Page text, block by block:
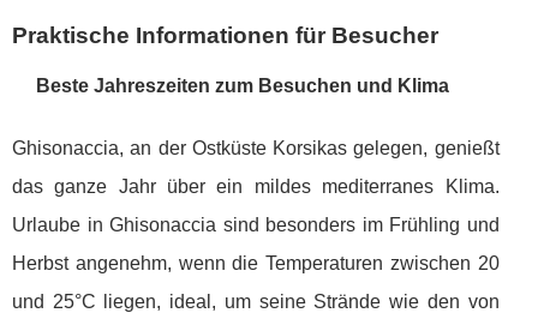
Praktische Informationen für Besucher
Beste Jahreszeiten zum Besuchen und Klima
Ghisonaccia, an der Ostküste Korsikas gelegen, genießt
das ganze Jahr über ein mildes mediterranes Klima.
Urlaube in Ghisonaccia sind besonders im Frühling und
Herbst angenehm, wenn die Temperaturen zwischen 20
und 25°C liegen, ideal, um seine Strände wie den von